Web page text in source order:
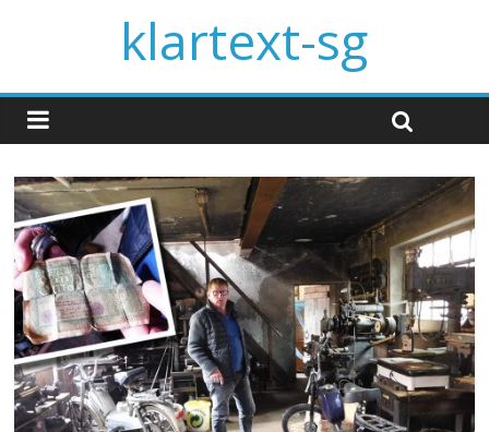
klartext-sg